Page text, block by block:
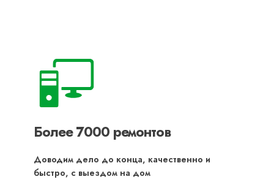
Более 7000 ремонтов
Доводим дело до конца, качественно и
быстро, с выездом на дом